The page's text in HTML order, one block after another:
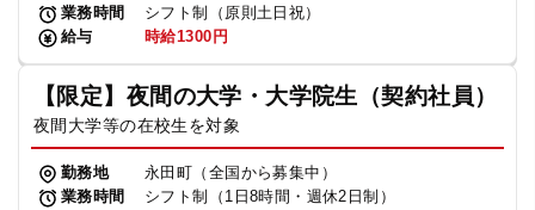
業務時間
シフト制（原則土日祝）
給与
時給1300円
【限定】夜間の大学・大学院生（契約社員）
夜間大学等の在校生を対象
勤務地
永田町（全国から募集中）
業務時間
シフト制（1日8時間・週休2日制）